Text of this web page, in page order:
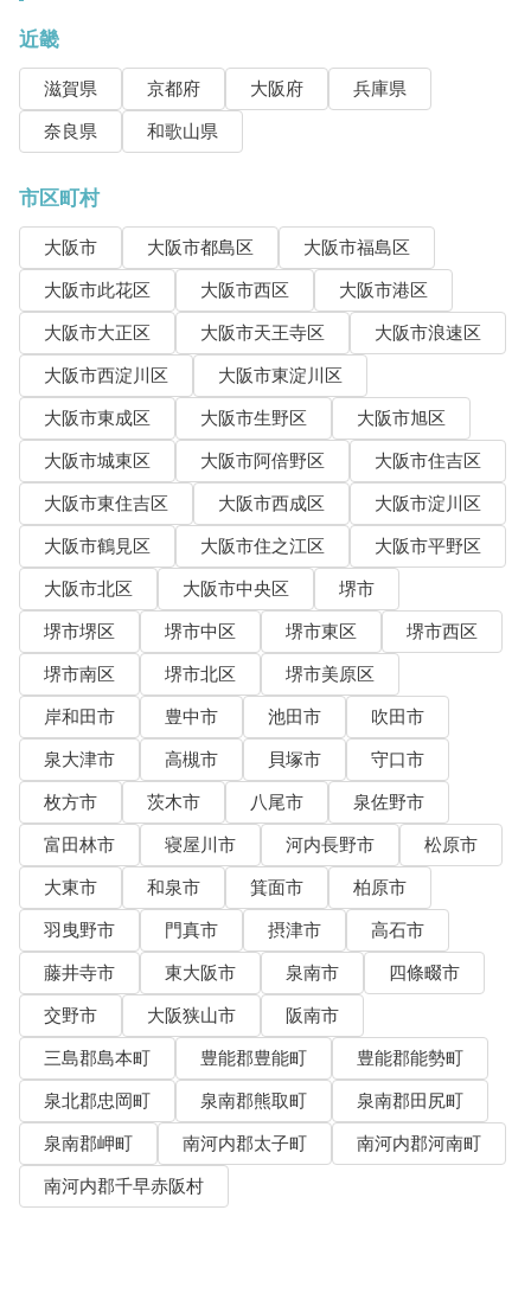
近畿
滋賀県 京都府 大阪府
兵庫県
奈良県
和歌山県
市区町村
大阪市 大阪市都島区
大阪市福島区
大阪市此花区
大阪市西区
大阪市港区
大阪市大正区
大阪市天王寺区
大阪市浪速区
大阪市西淀川区
大阪市東淀川区
大阪市東成区
大阪市生野区
大阪市旭区
大阪市城東区
大阪市阿倍野区
大阪市住吉区
大阪市東住吉区
大阪市西成区
大阪市淀川区
大阪市鶴見区
大阪市住之江区
大阪市平野区
大阪市北区
大阪市中央区
堺市
堺市堺区
堺市中区 堺市東区
堺市西区
堺市南区
堺市北区
堺市美原区
岸和田市
豊中市 池田市
吹田市
泉大津市
高槻市 貝塚市
守口市
枚方市
茨木市 八尾市
泉佐野市
富田林市
寝屋川市 河内長野市
松原市
大東市
和泉市 箕面市
柏原市
羽曳野市
門真市 摂津市
高石市
藤井寺市
東大阪市 泉南市
四條畷市
交野市
大阪狭山市
阪南市
三島郡島本町
豊能郡豊能町
豊能郡能勢町
泉北郡忠岡町
泉南郡熊取町
泉南郡田尻町
泉南郡岬町
南河内郡太子町
南河内郡河南町
南河内郡千早赤阪村